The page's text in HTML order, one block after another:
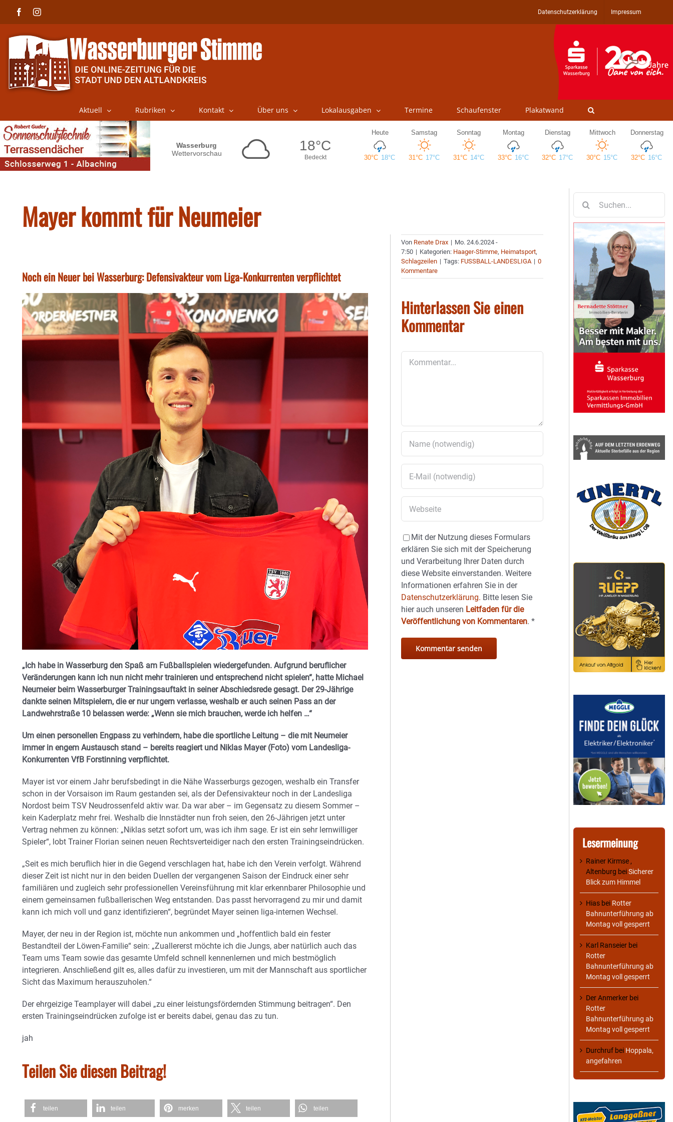
FacebookInstagram Datenschutzerklärung Impressum
Aktuell Rubriken Kontakt Über uns Lokalausgaben Termine Schaufenster Plakatwand
Mayer kommt für Neumeier
Noch ein Neuer bei Wasserburg: Defensivakteur vom Liga-Konkurrenten verpflichtet
„Ich habe in Wasserburg den Spaß am Fußballspielen wiedergefunden. Aufgrund beruflicher
Veränderungen kann ich nun nicht mehr trainieren und entsprechend nicht spielen“, hatte Michael
Neumeier beim Wasserburger Trainingsauftakt in seiner Abschiedsrede gesagt. Der 29-Jährige
dankte seinen Mitspielern, die er nur ungern verlasse, weshalb er auch seinen Pass an der
Landwehrstraße 10 belassen werde: „Wenn sie mich brauchen, werde ich helfen …“
Um einen personellen Engpass zu verhindern, habe die sportliche Leitung – die mit Neumeier
immer in engem Austausch stand – bereits reagiert und Niklas Mayer (Foto) vom Landesliga-
Konkurrenten VfB Forstinning verpflichtet.
Mayer ist vor einem Jahr berufsbedingt in die Nähe Wasserburgs gezogen, weshalb ein Transfer
schon in der Vorsaison im Raum gestanden sei, als der Defensivakteur noch in der Landesliga
Nordost beim TSV Neudrossenfeld aktiv war. Da war aber – im Gegensatz zu diesem Sommer –
kein Kaderplatz mehr frei. Weshalb die Innstädter nun froh seien, den 26-Jährigen jetzt unter
Vertrag nehmen zu können: „Niklas setzt sofort um, was ich ihm sage. Er ist ein sehr lernwilliger
Spieler“, lobt Trainer Florian seinen neuen Rechtsverteidiger nach den ersten Trainingseindrücken.
„Seit es mich beruflich hier in die Gegend verschlagen hat, habe ich den Verein verfolgt. Während
dieser Zeit ist nicht nur in den beiden Duellen der vergangenen Saison der Eindruck einer sehr
familiären und zugleich sehr professionellen Vereinsführung mit klar erkennbarer Philosophie und
einem gemeinsamen fußballerischen Weg entstanden. Das passt hervorragend zu mir und damit
kann ich mich voll und ganz identifizieren“, begründet Mayer seinen liga-internen Wechsel.
Mayer, der neu in der Region ist, möchte nun ankommen und „hoffentlich bald ein fester
Bestandteil der Löwen-Familie“ sein: „Zuallererst möchte ich die Jungs, aber natürlich auch das
Team ums Team sowie das gesamte Umfeld schnell kennenlernen und mich bestmöglich
integrieren. Anschließend gilt es, alles dafür zu investieren, um mit der Mannschaft aus sportlicher
Sicht das Maximum herauszuholen.“
Der ehrgeizige Teamplayer will dabei „zu einer leistungsfördernden Stimmung beitragen“. Den
ersten Trainingseindrücken zufolge ist er bereits dabei, genau das zu tun.
jah
Teilen Sie diesen Beitrag!
teilen teilen merken teilen teilen
Von Renate Drax | Mo. 24.6.2024 -
7:50 | Kategorien: Haager-Stimme, Heimatsport,
Schlagzeilen | Tags: FUSSBALL-LANDESLIGA | 0
Kommentare
Hinterlassen Sie einen
Kommentar
Mit der Nutzung dieses Formulars
erklären Sie sich mit der Speicherung
und Verarbeitung Ihrer Daten durch
diese Website einverstanden. Weitere
Informationen erfahren Sie in der
Datenschutzerklärung. Bitte lesen Sie
hier auch unseren Leitfaden für die
Veröffentlichung von Kommentaren.*
nach:
Lesermeinung
Rainer Kirmse ,
Altenburg beiSicherer
Blick zum Himmel
Hias bei Rotter
Bahnunterführung ab
Montag voll gesperrt
Karl Ranseier bei
Rotter
Bahnunterführung ab
Montag voll gesperrt
Der Anmerker bei
Rotter
Bahnunterführung ab
Montag voll gesperrt
Durchruf bei Hoppala,
angefahren